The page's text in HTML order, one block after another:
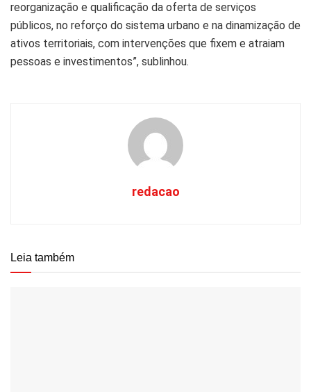
reorganização e qualificação da oferta de serviços
públicos, no reforço do sistema urbano e na dinamização de
ativos territoriais, com intervenções que fixem e atraiam
pessoas e investimentos”, sublinhou.
redacao
Leia também